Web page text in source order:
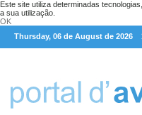
Este site utiliza determinadas
a sua utilização.
OK
Thursday, 06 de August de 2026